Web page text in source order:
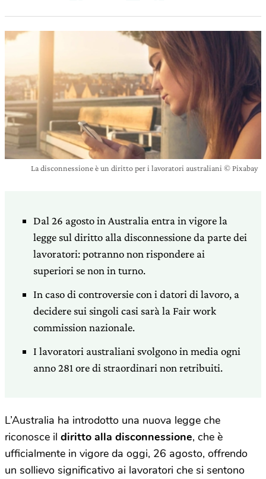
La disconnessione è un diritto per i lavoratori australiani © Pixabay
Dal 26 agosto in Australia entra in vigore la
legge sul diritto alla disconnessione da parte dei
lavoratori: potranno non rispondere ai
superiori se non in turno.
In caso di controversie con i datori di lavoro, a
decidere sui singoli casi sarà la Fair work
commission nazionale.
I lavoratori australiani svolgono in media ogni
anno 281 ore di straordinari non retribuiti.
L’Australia ha introdotto una nuova legge che
riconosce il diritto alla disconnessione, che è
ufficialmente in vigore da oggi, 26 agosto, offrendo
un sollievo significativo ai lavoratori che si sentono